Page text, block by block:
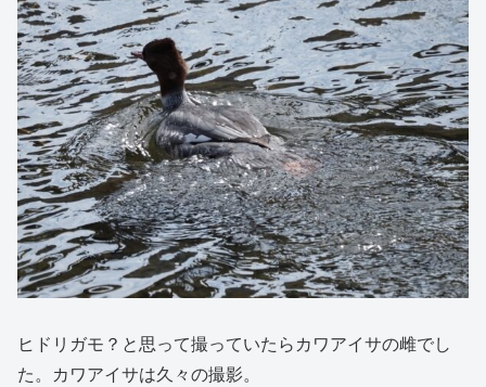
ヒドリガモ？と思って撮っていたらカワアイサの雌でし
た。カワアイサは久々の撮影。